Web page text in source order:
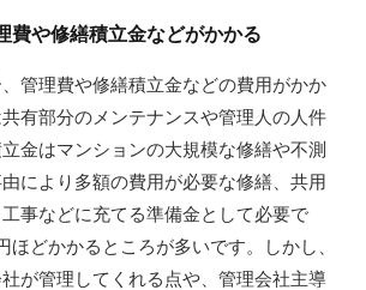
費や修繕積立金などがかかる
管理費や修繕積立金などの費用がかか
有部分のメンテナンスや管理人の人件
金はマンションの大規模な修繕や不測
により多額の費用が必要な修繕、共用
事などに充てる準備金として必要で
ほどかかるところが多いです。しかし、
が管理してくれる点や、管理会社主導